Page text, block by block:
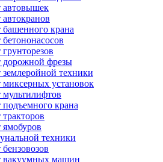
автовышек
башенного крана
дорожной фрезы
землеройной техники
миксерных установок
крана
техники
вакуумных машин